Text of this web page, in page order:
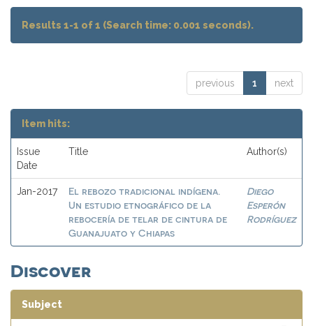
Results 1-1 of 1 (Search time: 0.001 seconds).
previous 1 next
Item hits:
Issue
Date
Title Author(s)
Jan-2017
El rebozo tradicional indígena.
Un estudio etnográfico de la
rebocería de telar de cintura de
Guanajuato y Chiapas
Diego
Esperón
Rodríguez
Discover
Subject